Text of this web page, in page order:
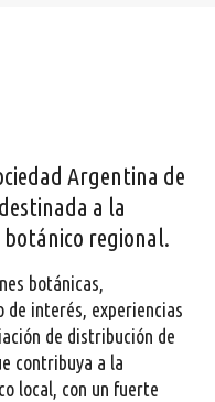
Argentina de
a la
regional.
botánicas,
de interés, experiencias
de distribución de
contribuya a la
local, con un fuerte